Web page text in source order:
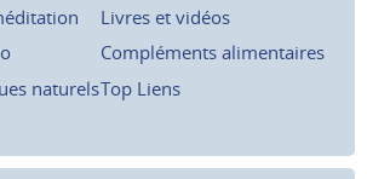
Livres et vidéos
Compléments alimentaires
naturelsTop Liens